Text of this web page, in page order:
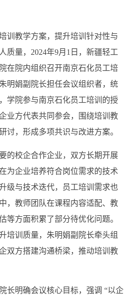
训教学方案，提升培训针对性与
质量，2024年9月1日，新疆轻工
在院内组织召开南京石化员工培
明娟副院长担任会议组织者，统
学院参与南京石化员工培训的授
业方代表共同参会，围绕培训教
讨，形成多项共识与改进方案。
的校企合作企业，双方长期开展
为企业培养符合岗位需求的技术
级与技术迭代，员工培训需求也
，教师团队在课程内容适配、教
等方面积累了部分待优化问题。
培训质量，朱明娟副院长牵头组
双方搭建沟通桥梁，推动培训教
长明确会议核心目标，强调 “以企